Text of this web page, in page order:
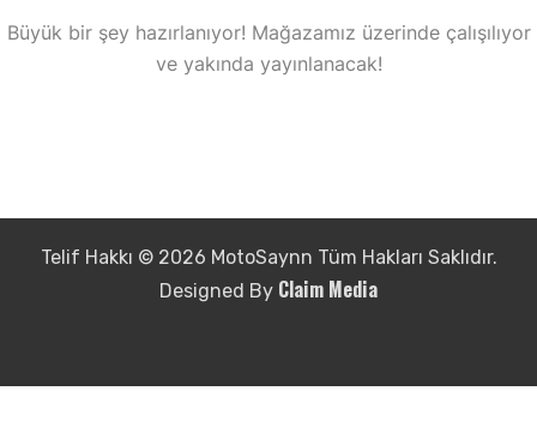
Büyük bir şey hazırlanıyor! Mağazamız üzerinde çalışılıyor
ve yakında yayınlanacak!
Telif Hakkı © 2026 MotoSaynn Tüm Hakları Saklıdır.
Designed By Claim Media